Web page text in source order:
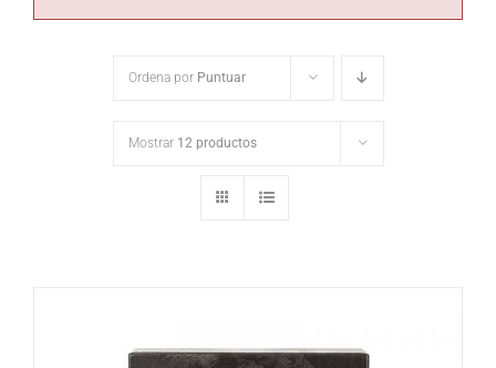
Ordena por Puntuar
Mostrar 12 productos